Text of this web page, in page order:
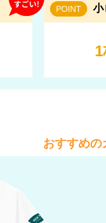
POINT 小
おすすめの